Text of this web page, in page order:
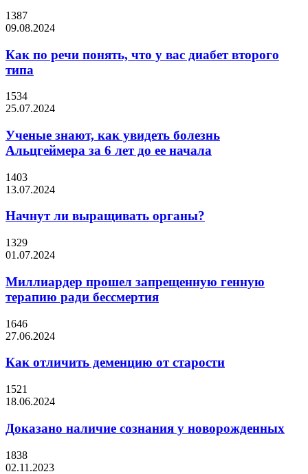
1387
09.08.2024
Как по речи понять, что у вас диабет второго
типа
1534
25.07.2024
Ученые знают, как увидеть болезнь
Альцгеймера за 6 лет до ее начала
1403
13.07.2024
Начнут ли выращивать органы?
1329
01.07.2024
Миллиардер прошел запрещенную генную
терапию ради бессмертия
1646
27.06.2024
Как отличить деменцию от старости
1521
18.06.2024
Доказано наличие сознания у новорожденных
1838
02.11.2023